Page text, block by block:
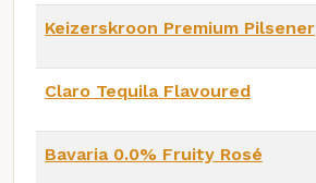
Keizerskroon Premium Pilsener
Claro Tequila Flavoured
Bavaria 0.0% Fruity Rosé